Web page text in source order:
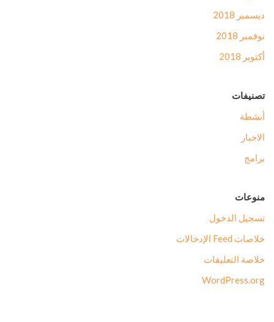
ديسمبر 2018
نوفمبر 2018
أكتوبر 2018
تصنيفات
أنشطة
الاخبار
برامج
منوعات
تسجيل الدخول
خلاصات Feed الإدخالات
خلاصة التعليقات
WordPress.org